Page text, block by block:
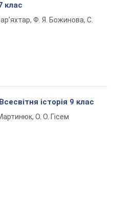
клас
Ф. Я. Божинова, С.
історія 9 клас
О. О. Гісем